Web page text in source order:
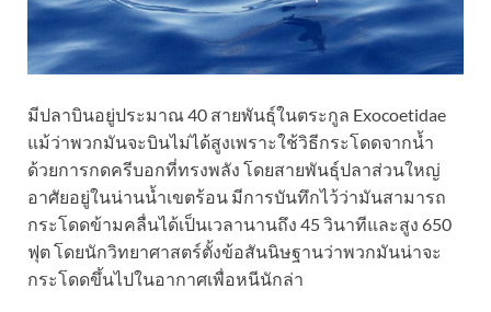
มีปลาบินอยู่ประมาณ 40 สายพันธุ์ในตระกูล Exocoetidae
แม้ว่าพวกมันจะบินไม่ได้สูงเพราะใช้วิธีกระโดดจากน้ำ
ด้วยการกดครีบอกที่ทรงพลัง โดยสายพันธุ์ปลาส่วนใหญ่
อาศัยอยู่ในน่านน้ำเขตร้อน มีการบันทึกไว้ว่ามันสามารถ
กระโดดข้ามคลื่นได้เป็นเวลานานถึง 45 วินาทีและสูง 650
ฟุต โดยนักวิทยาศาสตร์ตั้งข้อสันนิษฐานว่าพวกมันน่าจะ
กระโดดขึ้นไปในอากาศเพื่อหนีนักล่า